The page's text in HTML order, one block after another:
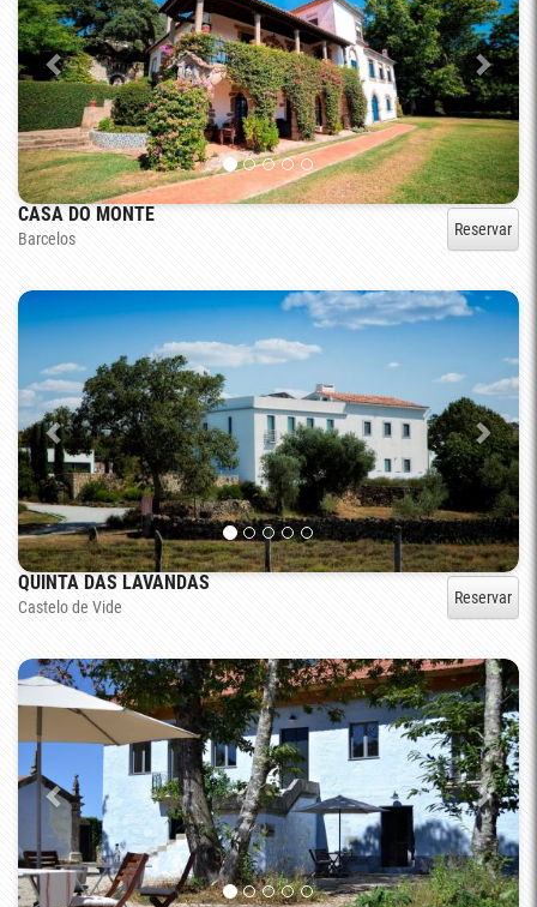
CASA DO MONTE
Barcelos Reservar
QUINTA DAS LAVANDAS
Castelo de Vide Reservar